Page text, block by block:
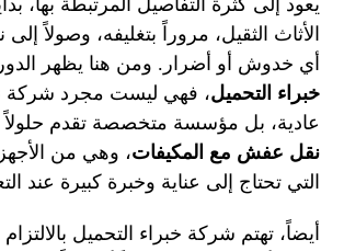
يعود إلى كثرة التفاصيل المرتبطة بها،
الأثاث الثقيل، مروراً بتغليفه، وصولاً
أي خدوش أو أضرار. ومن هنا يظهر
خبراء التحميل، فهي ليست مجرد
عادية، بل مؤسسة متخصصة تقدم
نقل عفش مع المكيفات، وهي من
التي تحتاج إلى عناية وخبرة كبيرة عند
أيضاً، تهتم شركة خبراء التحميل